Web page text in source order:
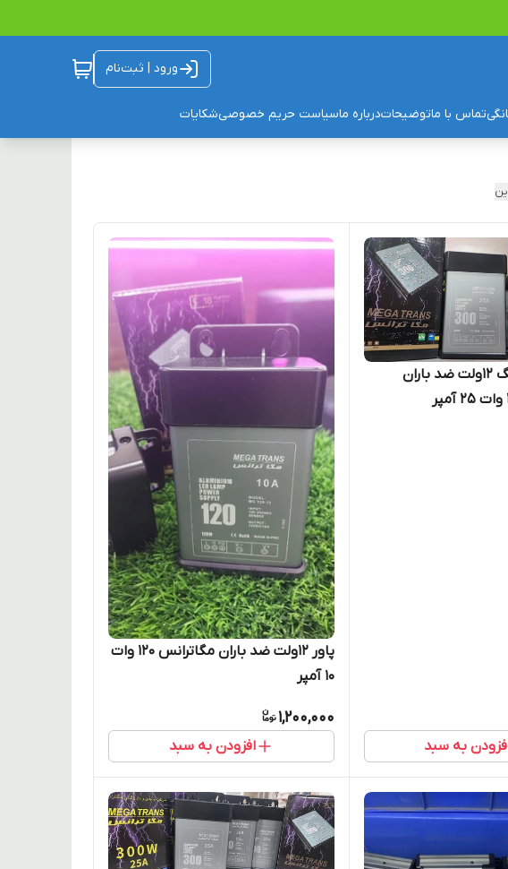
ورود | ثبت‌نام
تماس با ماتوضیحاتدرباره ماسیاست حریم خصوصیشکایات
پاور سوئیچینگ ۱۲ولت ضد باران
به سبد
پاور ۱۲ولت ضد باران مگاترانس ۱2۰ وات
10 آمپر
1,200,000
افزودن به سبد